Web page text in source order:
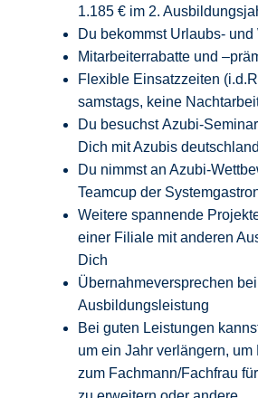
1.185 € im 2.
Du bekommst Urlaubs-
Mitarbeiterrabatte und
Flexible Einsatzzeiten
samstags, keine
Du besuchst Azubi-
Dich mit Azubis
Du nimmst an Azubi-
Teamcup der
Weitere spannende
einer Filiale mit anderen
Dich
Übernahmeversprechen
Ausbildungsleistung
Bei guten Leistungen
um ein Jahr verlängern,
zum Fachmann/Fachfrau